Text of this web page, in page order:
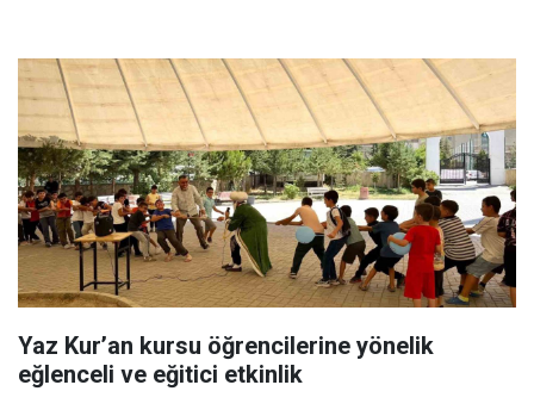
Yaz Kur’an kursu öğrencilerine yönelik
eğlenceli ve eğitici etkinlik